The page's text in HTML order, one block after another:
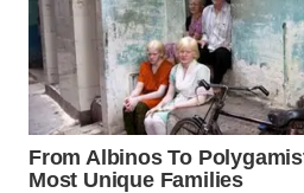
cura suave. Evite queijo
desaparece no molho e tira o
poutine
caseira.
Para adaptar sem perder a
assim: